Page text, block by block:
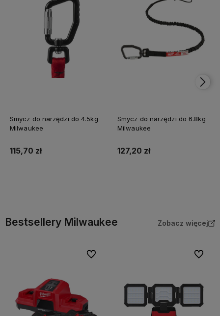
Smycz do narzędzi do 4.5kg
Milwaukee
115,70 zł
Smycz do narzędzi do 6.8kg
Milwaukee
127,20 zł
Bestsellery Milwaukee Zobacz więcej
Do ulubionych Do